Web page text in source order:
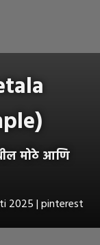
मोठे आणि
2025 | pinterest